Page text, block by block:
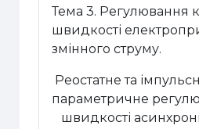
Тема 3. Регулювання
швидкості
змінного струму.
Реостатне та
параметричне
швидкості